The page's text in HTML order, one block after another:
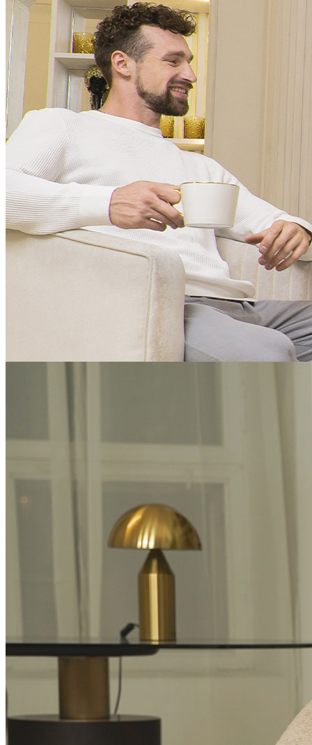
Ваши моменты релакса